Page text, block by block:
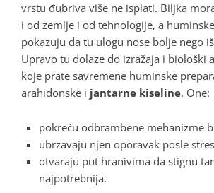
vrstu đubriva više ne isplati. Biljka
i od zemlje i od tehnologije, a
pokazuju da tu ulogu nose bolje nego
Upravo tu dolaze do izražaja i biološki
koje prate savremene huminske
arahidonske i jantarne kiseline. One:
pokreću odbrambene mehanizme
ubrzavaju njen oporavak posle
otvaraju put hranivima da stignu
najpotrebnija.